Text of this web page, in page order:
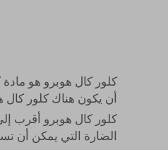
كلور كال هوبرو هو
أن يكون هناك كلور كال
كلور كال هوبرو أقرب
الضارة التي يمكن أن